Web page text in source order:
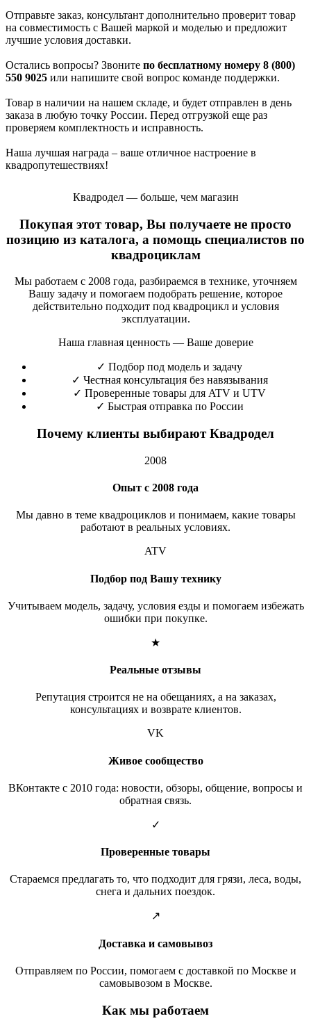
Отправьте заказ, консультант дополнительно проверит товар
на совместимость с Вашей маркой и моделью и предложит
лучшие условия доставки.
Остались вопросы? Звоните по бесплатному номеру 8 (800)
550 9025 или напишите свой вопрос команде поддержки.
Товар в наличии на нашем складе, и будет отправлен в день
заказа в любую точку России. Перед отгрузкой еще раз
проверяем комплектность и исправность.
Наша лучшая награда – ваше отличное настроение в
квадропутешествиях!
Квадродел — больше, чем магазин
Покупая этот товар, Вы получаете не просто
позицию из каталога, а помощь специалистов по
квадроциклам
Мы работаем с 2008 года, разбираемся в технике, уточняем
Вашу задачу и помогаем подобрать решение, которое
действительно подходит под квадроцикл и условия
эксплуатации.
Наша главная ценность — Ваше доверие
✓ Подбор под модель и задачу
✓ Честная консультация без навязывания
✓ Проверенные товары для ATV и UTV
✓ Быстрая отправка по России
Почему клиенты выбирают Квадродел
2008
Опыт с 2008 года
Мы давно в теме квадроциклов и понимаем, какие товары
работают в реальных условиях.
ATV
Подбор под Вашу технику
Учитываем модель, задачу, условия езды и помогаем избежать
ошибки при покупке.
★
Реальные отзывы
Репутация строится не на обещаниях, а на заказах,
консультациях и возврате клиентов.
VK
Живое сообщество
ВКонтакте с 2010 года: новости, обзоры, общение, вопросы и
обратная связь.
✓
Проверенные товары
Стараемся предлагать то, что подходит для грязи, леса, воды,
снега и дальних поездок.
↗
Доставка и самовывоз
Отправляем по России, помогаем с доставкой по Москве и
самовывозом в Москве.
Как мы работаем